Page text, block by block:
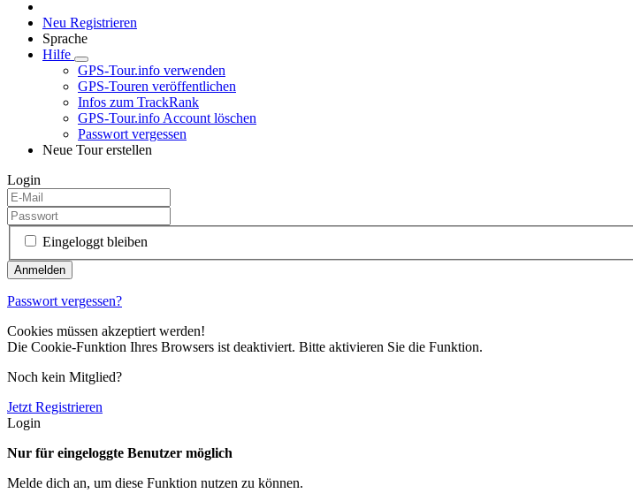
Neu Registrieren
Sprache
Hilfe
GPS-Tour.info verwenden
GPS-Touren veröffentlichen
Infos zum TrackRank
GPS-Tour.info Account löschen
Passwort vergessen
Neue Tour erstellen
Login
Eingeloggt bleiben
Passwort vergessen?
Cookies müssen akzeptiert werden!
Die Cookie-Funktion Ihres Browsers ist deaktiviert. Bitte aktivieren Sie die Funktion.
Noch kein Mitglied?
Jetzt Registrieren
Login
Nur für eingeloggte Benutzer möglich
Melde dich an, um diese Funktion nutzen zu können.